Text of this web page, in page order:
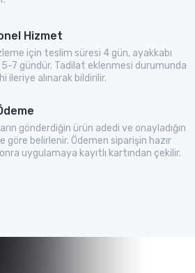
Hizmet
için teslim süresi 4 gün, ayakkabı
5-7 gündür. Tadilat eklenmesi durumunda
ileriye alınarak bildirilir.
gönderdiğin ürün adedi ve onayladığın
göre belirlenir. Ödemen siparişin hazır
uygulamaya kayıtlı kartından çekilir.